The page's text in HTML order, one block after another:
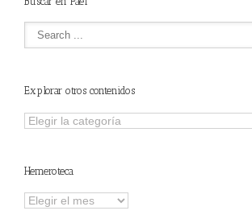
Explorar otros contenidos
Explorar
Hemeroteca
Hemeroteca